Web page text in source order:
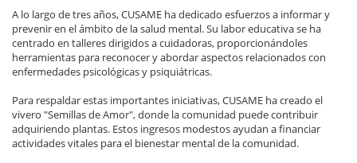
A lo largo de tres años, CUSAME ha dedicado esfuerzos a informar y
prevenir en el ámbito de la salud mental. Su labor educativa se ha
centrado en talleres dirigidos a cuidadoras, proporcionándoles
herramientas para reconocer y abordar aspectos relacionados con
enfermedades psicológicas y psiquiátricas.
Para respaldar estas importantes iniciativas, CUSAME ha creado el
vivero "Semillas de Amor", donde la comunidad puede contribuir
adquiriendo plantas. Estos ingresos modestos ayudan a financiar
actividades vitales para el bienestar mental de la comunidad.